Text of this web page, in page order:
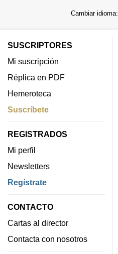
Cambiar idioma:
SUSCRIPTORES
Mi suscripción
Réplica en PDF
Hemeroteca
Suscríbete
REGISTRADOS
Mi perfil
Newsletters
Regístrate
CONTACTO
Cartas al director
Contacta con nosotros